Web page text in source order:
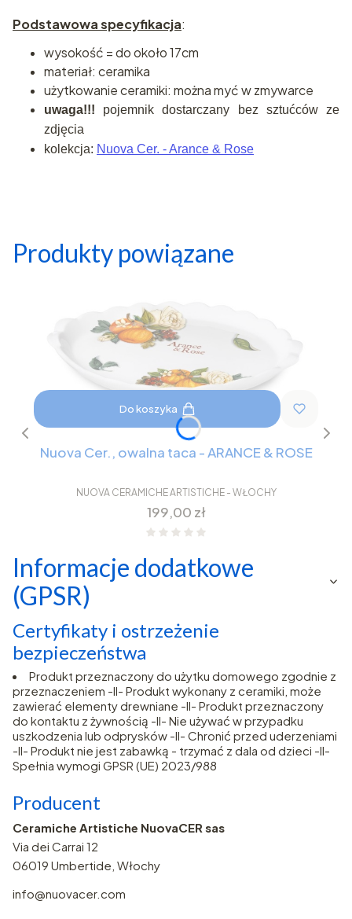
Podstawowa specyfikacja:
wysokość = do około 17cm
materiał: ceramika
użytkowanie ceramiki: można myć w zmywarce
uwaga!!! pojemnik dostarczany bez sztućców ze
zdjęcia
kolekcja: Nuova Cer. - Arance & Rose
Produkty powiązane
Do koszyka
Nuova Cer., owalna taca - ARANCE & ROSE
NUOVA CERAMICHE ARTISTICHE - WŁOCHY
Cena
199,00 zł
Informacje dodatkowe
(GPSR)
Certyfikaty i ostrzeżenie
bezpieczeństwa
Produkt przeznaczony do użytku domowego zgodnie z
przeznaczeniem -II- Produkt wykonany z ceramiki, może
zawierać elementy drewniane -II- Produkt przeznaczony
do kontaktu z żywnością -II- Nie używać w przypadku
uszkodzenia lub odprysków -II- Chronić przed uderzeniami
-II- Produkt nie jest zabawką - trzymać z dala od dzieci -II-
Spełnia wymogi GPSR (UE) 2023/988
Producent
Ceramiche Artistiche NuovaCER sas
Via dei Carrai 12
06019 Umbertide, Włochy
info@nuovacer.com